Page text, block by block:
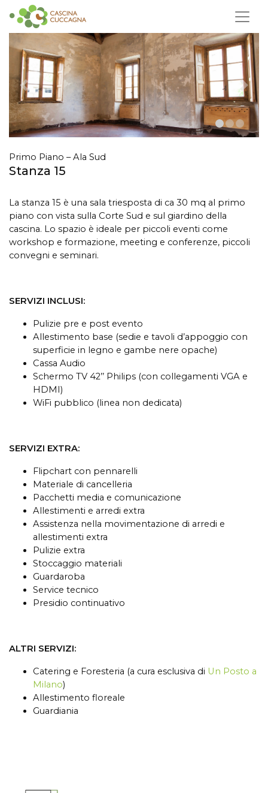
Primo Piano – Ala Sud
Stanza 15
La stanza 15 è una sala triesposta di ca 30 mq al primo
piano con vista sulla Corte Sud e sul giardino della
cascina. Lo spazio è ideale per piccoli eventi come
workshop e formazione, meeting e conferenze, piccoli
convegni e seminari.
SERVIZI INCLUSI:
Pulizie pre e post evento
Allestimento base (sedie e tavoli d’appoggio con
superficie in legno e gambe nere opache)
Cassa Audio
Schermo TV 42’’ Philips (con collegamenti VGA e
HDMI)
WiFi pubblico (linea non dedicata)
SERVIZI EXTRA:
Flipchart con pennarelli
Materiale di cancelleria
Pacchetti media e comunicazione
Allestimenti e arredi extra
Assistenza nella movimentazione di arredi e
allestimenti extra
Pulizie extra
Stoccaggio materiali
Guardaroba
Service tecnico
Presidio continuativo
ALTRI SERVIZI:
Catering e Foresteria (a cura esclusiva di Un Posto a
Milano)
Allestimento floreale
Guardiania